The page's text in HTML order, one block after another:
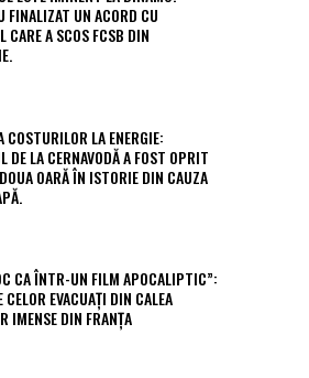
FINALIZAT UN ACORD CU
CARE A SCOS FCSB DIN
COSTURILOR LA ENERGIE:
DE LA CERNAVODĂ A FOST OPRIT
OARĂ ÎN ISTORIE DIN CAUZA
CA ÎNTR-UN FILM APOCALIPTIC”:
CELOR EVACUAȚI DIN CALEA
IMENSE DIN FRANȚA